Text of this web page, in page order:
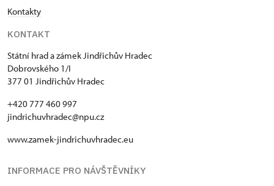
Kontakty
KONTAKT
Státní hrad a zámek Jindřichův Hradec
Dobrovského 1/I
377 01 Jindřichův Hradec
+420 777 460 997
jindrichuvhradec@npu.cz
www.zamek-jindrichuvhradec.eu
INFORMACE PRO NÁVŠTĚVNÍKY